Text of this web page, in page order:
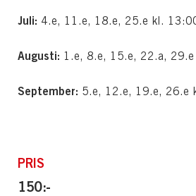
Juli: 4.e, 11.e, 18.e, 25.e kl.
Augusti: 1.e, 8.e, 15.e, 22.a,
September: 5.e, 12.e, 19.e, 26.e
PRIS
150:-